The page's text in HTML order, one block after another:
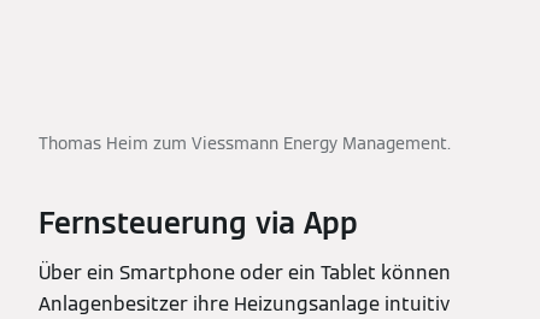
Thomas Heim zum Viessmann Energy Management.
Fernsteuerung via App
Über ein Smartphone oder ein Tablet können
Anlagenbesitzer ihre Heizungsanlage intuitiv